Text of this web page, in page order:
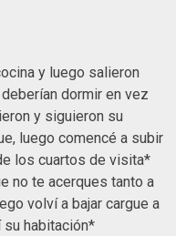
y luego salieron
dormir en vez
y siguieron su
luego comencé a subir
los cuartos de visita*
no te acerques tanto a
volví a bajar cargue a
habitación*